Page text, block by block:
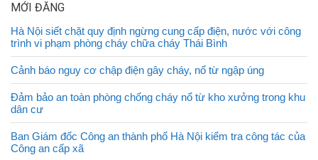
MỚI ĐĂNG
Hà Nội siết chặt quy định ngừng cung cấp điện, nước với công
trình vi phạm phòng cháy chữa cháy Thái Bình
Cảnh báo nguy cơ chập điện gây cháy, nổ từ ngập úng
Đảm bảo an toàn phòng chống cháy nổ từ kho xưởng trong khu
dân cư
Ban Giám đốc Công an thành phố Hà Nội kiểm tra công tác của
Công an cấp xã